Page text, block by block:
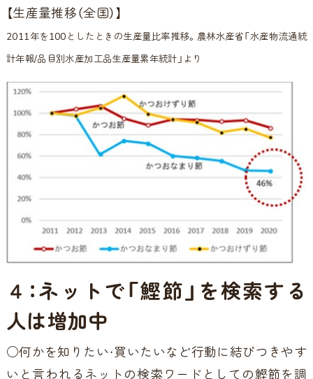
【生産量推移（全国）】
2011年を100としたときの生産量比率推移。農林水産省「水産物流通統
計年報/品目別水産加工品生産量累年統計」より
４：ネットで「鰹節」を検索する
人は増加中
○何かを知りたい・買いたいなど行動に結びつきやす
いと言われるネットの検索ワードとしての鰹節を調